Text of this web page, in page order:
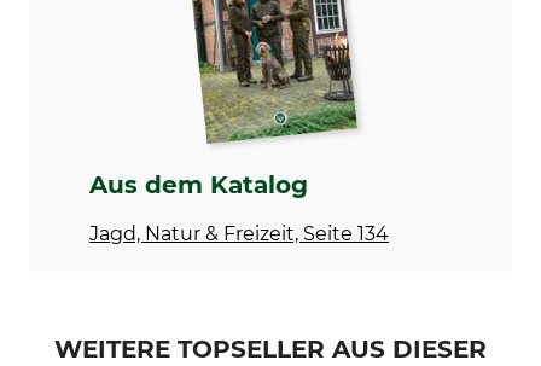
Nicht waschen
Trocknen
Nicht im Wäschetrockner
trocknen
Nicht bügeln
Nicht trockenreinigen
Herstellung
Aus dem Katalog
Jagd, Natur & Freizeit, Seite 134
WEITERE TOPSELLER AUS DIESER